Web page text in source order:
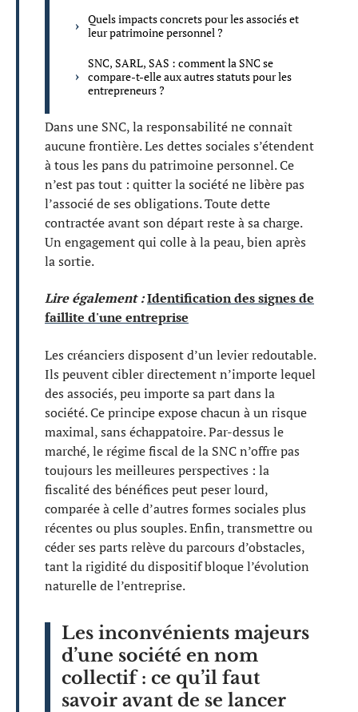
Quels impacts concrets pour les associés et
leur patrimoine personnel ?
SNC, SARL, SAS : comment la SNC se
compare-t-elle aux autres statuts pour les
entrepreneurs ?
Dans une SNC, la responsabilité ne connaît
aucune frontière. Les dettes sociales s’étendent
à tous les pans du patrimoine personnel. Ce
n’est pas tout : quitter la société ne libère pas
l’associé de ses obligations. Toute dette
contractée avant son départ reste à sa charge.
Un engagement qui colle à la peau, bien après
la sortie.
Lire également :Identification des signes de
faillite d'une entreprise
Les créanciers disposent d’un levier redoutable.
Ils peuvent cibler directement n’importe lequel
des associés, peu importe sa part dans la
société. Ce principe expose chacun à un risque
maximal, sans échappatoire. Par-dessus le
marché, le régime fiscal de la SNC n’offre pas
toujours les meilleures perspectives : la
fiscalité des bénéfices peut peser lourd,
comparée à celle d’autres formes sociales plus
récentes ou plus souples. Enfin, transmettre ou
céder ses parts relève du parcours d’obstacles,
tant la rigidité du dispositif bloque l’évolution
naturelle de l’entreprise.
Les inconvénients majeurs
d’une société en nom
collectif : ce qu’il faut
savoir avant de se lancer